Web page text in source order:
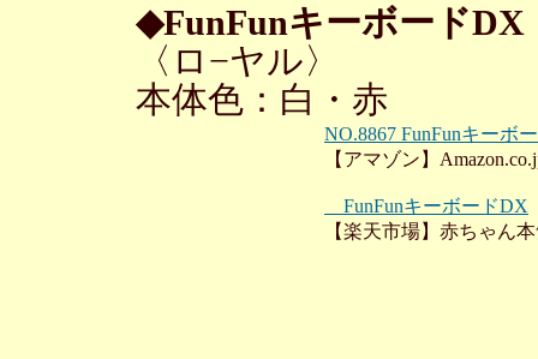
◆FunFunキーボードDX
〈ロ−ヤル〉
本体色：白・赤
NO.8867 FunFunキーボ
【アマゾン】
FunFunキーボードDX
【楽天市場】赤ちゃん